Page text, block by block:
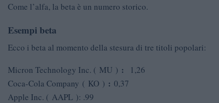
Come l’alfa, la beta è un numero storico.
Esempi beta
Ecco i beta al momento della stesura di tre titoli popolari:
Micron Technology Inc. ( MU ) :
1,26
Coca-Cola Company ( KO ) : 0,37
Apple Inc. ( AAPL ): .99